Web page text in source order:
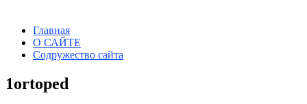
Главная
О САЙТЕ
Содружество сайта
1ortoped